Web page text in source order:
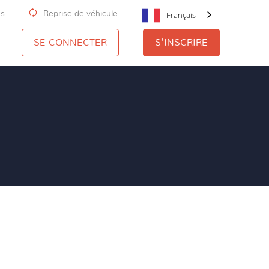
Reprise de véhicule Français
SE CONNECTER S'INSCRIRE